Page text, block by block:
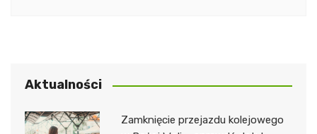
Aktualności
Zamknięcie przejazdu kolejowego